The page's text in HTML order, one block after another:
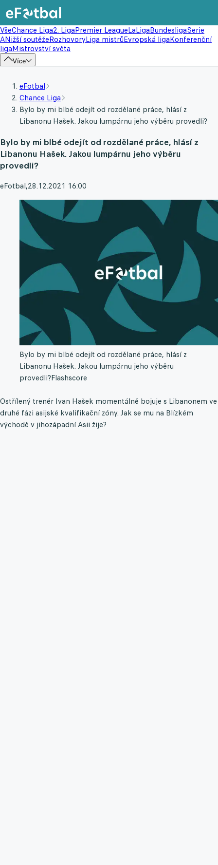
VšeChance Liga2. LigaPremier LeagueLaLigaBundesligaSerie
ANižší soutěžeRozhovoryLiga mistrůEvropská ligaKonferenční
ligaMistrovství světa
Více
eFotbal
Chance Liga
Bylo by mi blbé odejít od rozdělané práce, hlásí z
Libanonu Hašek. Jakou lumpárnu jeho výběru provedli?
Bylo by mi blbé odejít od rozdělané práce, hlásí z
Libanonu Hašek. Jakou lumpárnu jeho výběru
provedli?
eFotbal,28.12.2021 16:00
Bylo by mi blbé odejít od rozdělané práce, hlásí z
Libanonu Hašek. Jakou lumpárnu jeho výběru
provedli?Flashscore
Ostřílený trenér Ivan Hašek momentálně bojuje s Libanonem ve
druhé fázi asijské kvalifikační zóny. Jak se mu na Blízkém
východě v jihozápadní Asii žije?